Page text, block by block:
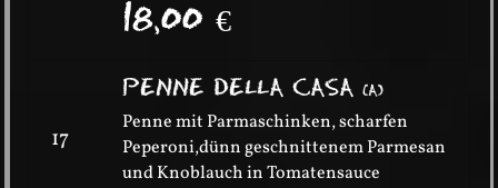
18,00€
17
PENNE DELLA CASA(A)
Penne mit Parmaschinken, scharfen
Peperoni,dünn geschnittenem Parmesan
und Knoblauch in Tomatensauce